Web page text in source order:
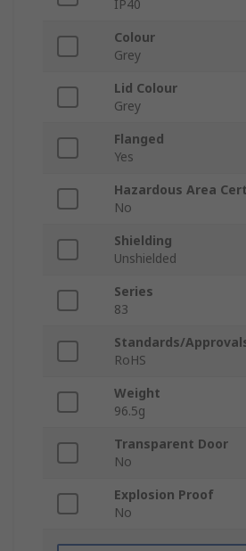
IP40
Colour
Grey
Lid Colour
Grey
Flanged
Yes
Hazardous Area
No
Shielding
Unshielded
Series
83
Standards/
RoHS
Weight
96.5g
Transparent Door
No
Explosion Proof
No